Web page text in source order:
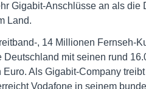
Gigabit-Anschlüsse an als die
Land.
, 14 Millionen Fernseh-
mit seinen rund
Als Gigabit-Company
Vodafone in seinem